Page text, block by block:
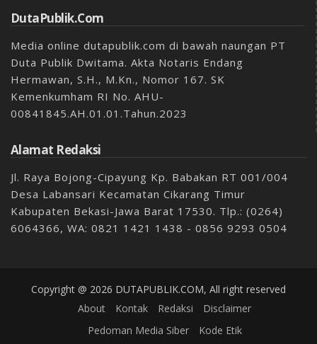
DutaPublik.com
Media online dutapublik.com di bawah naungan PT
Duta Publik Dwitama. Akta Notaris Endang
Hermawan, S.H., M.Kn., Nomor 167. SK
Kemenkumham RI No. AHU-
00841845.AH.01.01.Tahun.2023
Alamat Redaksi
Jl. Raya Bojong-Cipayung Kp. Babakan RT 001/004
Desa Labansari Kecamatan Cikarang Timur
Kabupaten Bekasi-Jawa Barat 17530. Tlp.: (0264)
6064366, WA: 0821 1421 1438 - 0856 9293 0504
Copyright @ 2026 DUTAPUBLIK.COM, All right reserved
About
Kontak Redaksi
Disclaimer
Pedoman Media Siber
Kode Etik